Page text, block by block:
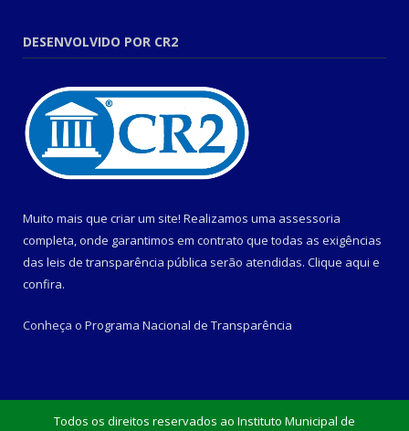
DESENVOLVIDO POR CR2
Muito mais que criar um site! Realizamos uma assessoria
completa, onde garantimos em contrato que todas as exigências
das leis de transparência pública serão atendidas. Clique aqui e
confira.
Conheça o Programa Nacional de Transparência
Todos os direitos reservados ao Instituto Municipal de